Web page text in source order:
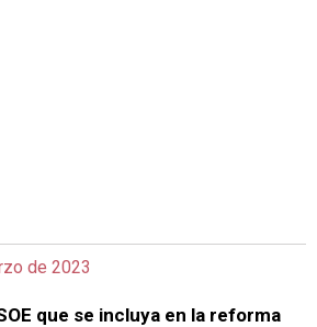
de 2023
que se incluya en la reforma